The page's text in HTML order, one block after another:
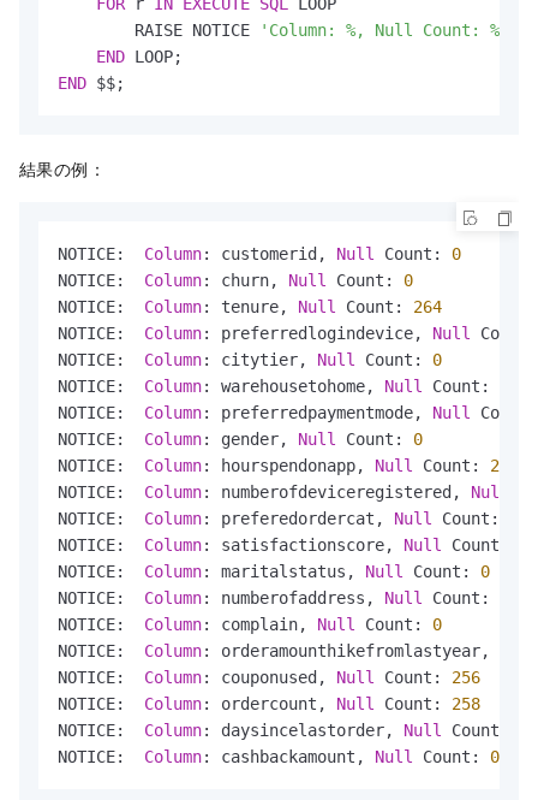
        RAISE NOTICE
'Column: %, Null Count: %'
END
END $$;
結果の例：
NOTICE: Column: customerid, Null Count: 0
NOTICE: Column: churn, Null Count: 0
NOTICE: Column: tenure, Null Count: 264
NOTICE: Column: preferredlogindevice, Null
NOTICE: Column: citytier, Null Count: 0
NOTICE: Column: warehousetohome, Null Count:
NOTICE: Column: preferredpaymentmode, Null
NOTICE: Column: gender, Null Count: 0
NOTICE: Column: hourspendonapp, Null Count: 255
NOTICE: Column: numberofdeviceregistered, Null
NOTICE: Column: preferedordercat, Null Count:
NOTICE: Column: satisfactionscore, Null Count:
NOTICE: Column: maritalstatus, Null Count: 0
NOTICE: Column: numberofaddress, Null Count:
NOTICE: Column: complain, Null Count: 0
NOTICE: Column: orderamounthikefromlastyear,
NOTICE: Column: couponused, Null Count: 256
NOTICE: Column: ordercount, Null Count: 258
NOTICE: Column: daysincelastorder, Null Count:
NOTICE: Column: cashbackamount, Null Count: 0